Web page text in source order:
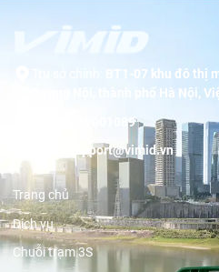
BT1-07 khu đô thị
Dương Nội, thành phố Hà Nội,
19001089
support@vimid.vn
Trang chủ
Dịch vụ
Chuỗi trạm 3S